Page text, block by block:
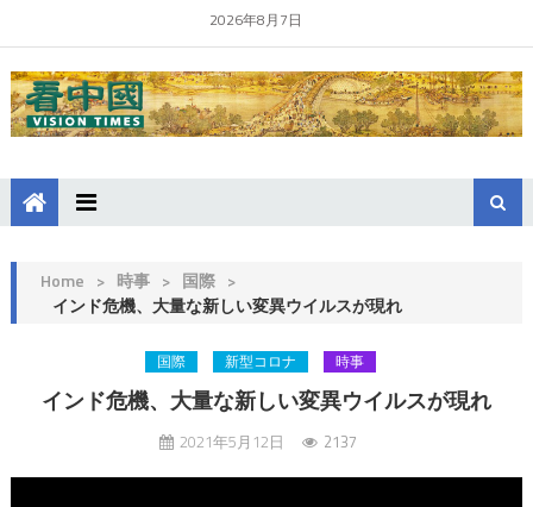
2026年8月7日
Home > 時事 > 国際 >
インド危機、大量な新しい変異ウイルスが現れ
国際 新型コロナ 時事
インド危機、大量な新しい変異ウイルスが現れ
2021年5月12日 2137